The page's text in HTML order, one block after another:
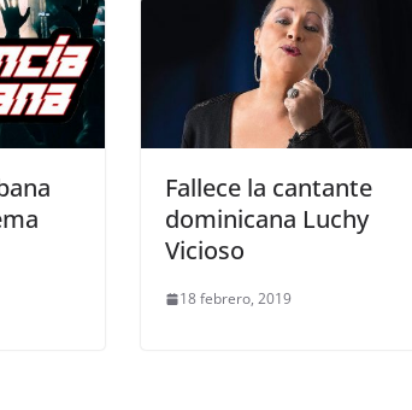
Fallece la cantante
dominicana Luchy
Vicioso
18 febrero, 2019